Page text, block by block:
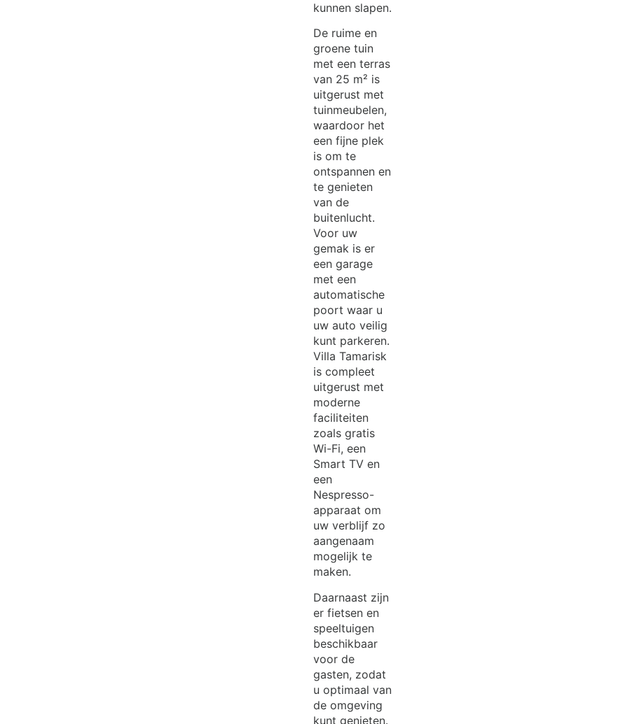
kunnen slapen.
De ruime en
groene tuin
met een terras
van 25 m² is
uitgerust met
tuinmeubelen,
waardoor het
een fijne plek
is om te
ontspannen en
te genieten
van de
buitenlucht.
Voor uw
gemak is er
een garage
met een
automatische
poort waar u
uw auto veilig
kunt parkeren.
Villa Tamarisk
is compleet
uitgerust met
moderne
faciliteiten
zoals gratis
Wi-Fi, een
Smart TV en
een
Nespresso-
apparaat om
uw verblijf zo
aangenaam
mogelijk te
maken.
Daarnaast zijn
er fietsen en
speeltuigen
beschikbaar
voor de
gasten, zodat
u optimaal van
de omgeving
kunt genieten.